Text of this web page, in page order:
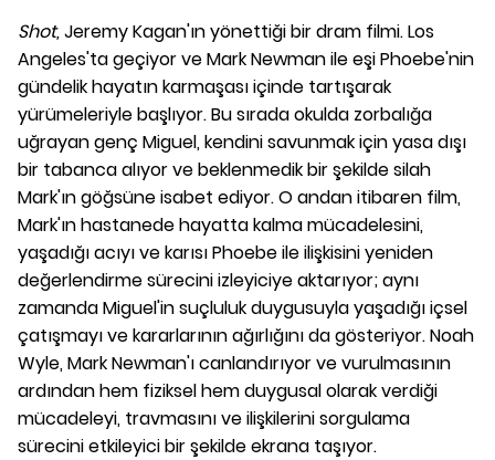
Shot,Jeremy Kagan'ın yönettiği bir dram filmi. Los
Angeles'ta geçiyor ve Mark Newman ile eşi Phoebe'nin
gündelik hayatın karmaşası içinde tartışarak
yürümeleriyle başlıyor. Bu sırada okulda zorbalığa
uğrayan genç Miguel, kendini savunmak için yasa dışı
bir tabanca alıyor ve beklenmedik bir şekilde silah
Mark'ın göğsüne isabet ediyor. O andan itibaren film,
Mark'ın hastanede hayatta kalma mücadelesini,
yaşadığı acıyı ve karısı Phoebe ile ilişkisini yeniden
değerlendirme sürecini izleyiciye aktarıyor; aynı
zamanda Miguel'in suçluluk duygusuyla yaşadığı içsel
çatışmayı ve kararlarının ağırlığını da gösteriyor. Noah
Wyle, Mark Newman'ı canlandırıyor ve vurulmasının
ardından hem fiziksel hem duygusal olarak verdiği
mücadeleyi, travmasını ve ilişkilerini sorgulama
sürecini etkileyici bir şekilde ekrana taşıyor.